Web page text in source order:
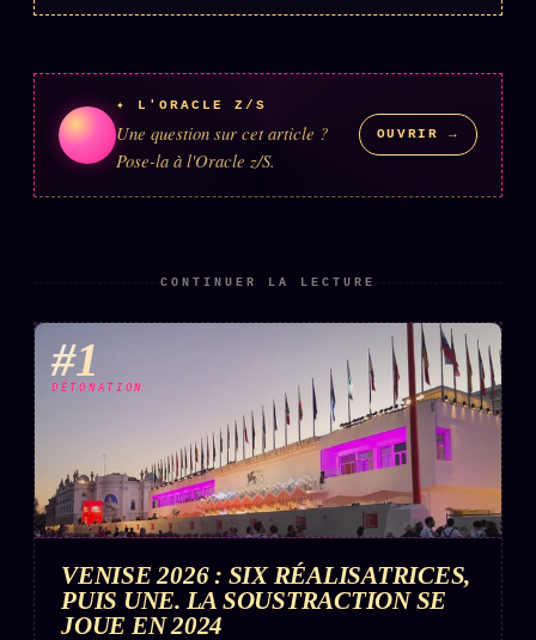
✦ L'ORACLE Z/S
Une question sur cet article ?
Pose-la à l'Oracle z/S.
OUVRIR →
CONTINUER LA LECTURE
#1
DÉTONATION
VENISE 2026 : SIX RÉALISATRICES,
PUIS UNE. LA SOUSTRACTION SE
JOUE EN 2024